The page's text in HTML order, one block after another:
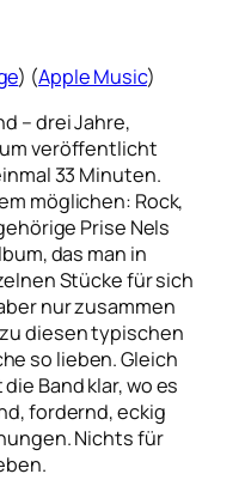
) (Apple Music)
– drei Jahre,
veröffentlicht
33 Minuten.
möglichen: Rock,
Prise Nels
das man in
Stücke für sich
nur zusammen
diesen typischen
so lieben. Gleich
Band klar, wo es
fordernd, eckig
Nichts für